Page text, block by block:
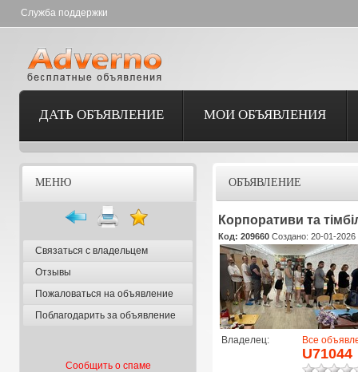
Служба поддержки
ДАТЬ ОБЪЯВЛЕНИЕ МОИ ОБЪЯВЛЕНИЯ
МЕНЮ
Связаться с владельцем
Отзывы
Пожаловаться на объявление
Поблагодарить за объявление
Сообщить о спаме
ОБЪЯВЛЕНИЕ
Корпоративи та
Код: 209660 Создано: 20-01-2026
Владелец: Все
U71044